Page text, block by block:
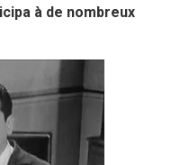
à de nombreux